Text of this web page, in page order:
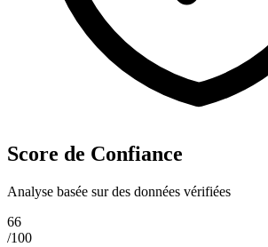
Score de Confiance
Analyse basée sur des données vérifiées
66
/100